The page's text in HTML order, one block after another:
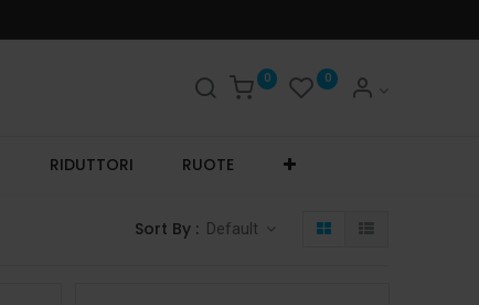
0 0
RIDUTTORI RUOTE
Sort By : Default